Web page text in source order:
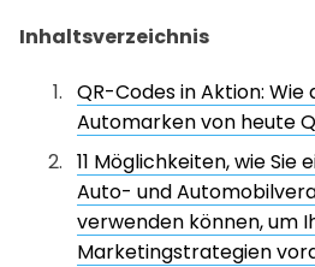
Inhaltsverzeichnis
QR-Codes in Aktion:
Automarken von heute
11 Möglichkeiten, wie Sie
Auto- und
verwenden können, um
Marketingstrategien